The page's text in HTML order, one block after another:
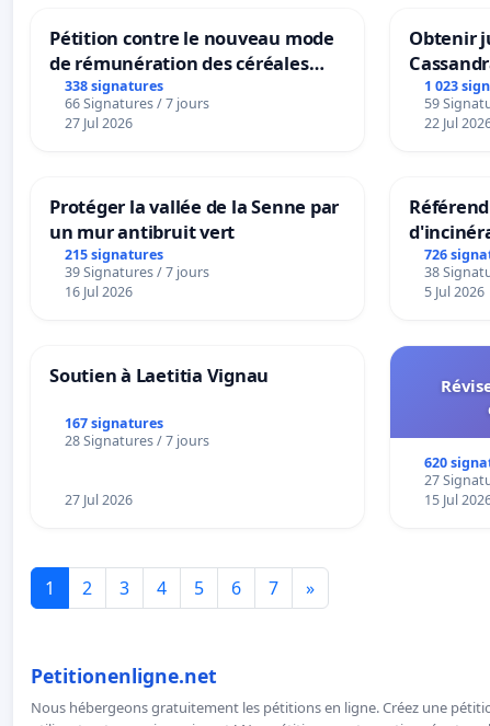
Pétition contre le nouveau mode
de rémunération des céréales
panifiables de Swiss granum basé
sur la teneur en protéines
338 signatures
66 Signatures / 7 jours
27 Jul 2026
Obtenir
1 023
59
22 Jul
Protéger la vallée de la Senne par
un mur antibruit vert
215 signatures
39 Signatures / 7 jours
16 Jul 2026
726
38
5 Jul 2026
Soutien à Laetitia Vignau
167 signatures
28 Signatures / 7 jours
27 Jul 2026
620
27
15 Jul
1 2 3 4 5 6 7 »
Petitionenligne.net
Nous hébergeons gratuitement les pétitions en ligne. Créez une